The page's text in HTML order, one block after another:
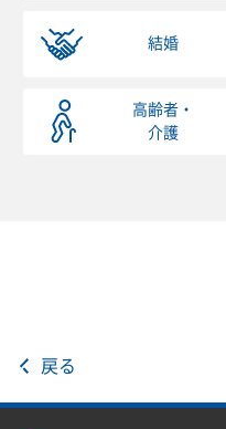
結婚
高齢者・
介護
戻る